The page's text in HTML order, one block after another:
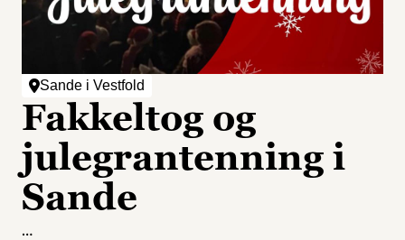
Sande i Vestfold
Fakkeltog og
julegrantenning i
Sande
…